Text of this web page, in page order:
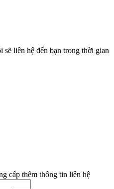
liên hệ đến bạn trong thời gian
cấp thêm thông tin liên hệ